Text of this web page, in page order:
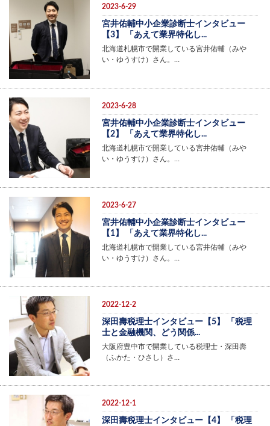
2023-6-29
宮井佑輔中小企業診断士インタビュー
【3】 「あえて業界特化し...
北海道札幌市で開業している宮井佑輔（みや
い・ゆうすけ）さん。…
2023-6-28
宮井佑輔中小企業診断士インタビュー
【2】 「あえて業界特化し...
北海道札幌市で開業している宮井佑輔（みや
い・ゆうすけ）さん。…
2023-6-27
宮井佑輔中小企業診断士インタビュー
【1】 「あえて業界特化し...
北海道札幌市で開業している宮井佑輔（みや
い・ゆうすけ）さん。…
2022-12-2
深田壽税理士インタビュー【5】 「税理
士と金融機関、どう関係...
大阪府豊中市で開業している税理士・深田壽
（ふかた・ひさし）さ…
2022-12-1
深田壽税理士インタビュー【4】 「税理